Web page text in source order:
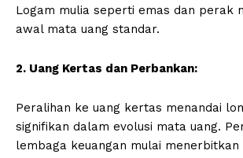
Logam mulia seperti emas dan perak
awal mata uang standar.
2. Uang Kertas dan Perbankan:
Peralihan ke uang kertas menandai
signifikan dalam evolusi mata uang.
lembaga keuangan mulai menerbitkan